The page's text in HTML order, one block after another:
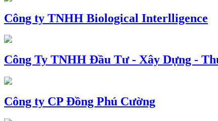
Công ty TNHH Biological Interlligence
Công Ty TNHH Đầu Tư - Xây Dựng -
Công ty CP Đồng Phú Cường